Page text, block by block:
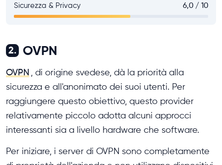
Sicurezza & Privacy 6,0 / 10
2. OVPN
OVPN
, di origine svedese, dà la priorità alla
sicurezza e all'anonimato dei suoi utenti. Per
raggiungere questo obiettivo, questo provider
relativamente piccolo adotta alcuni approcci
interessanti sia a livello hardware che software.
Per iniziare, i server di OVPN sono completamente